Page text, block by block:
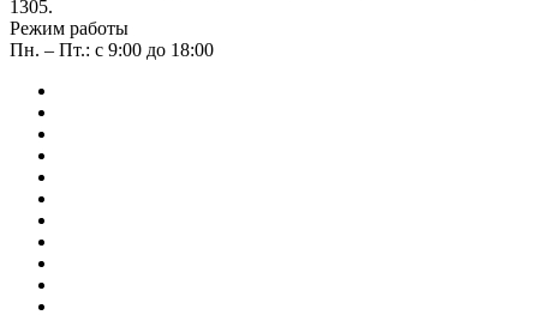
1305.
Режим работы
Пн. – Пт.: с 9:00 до 18:00